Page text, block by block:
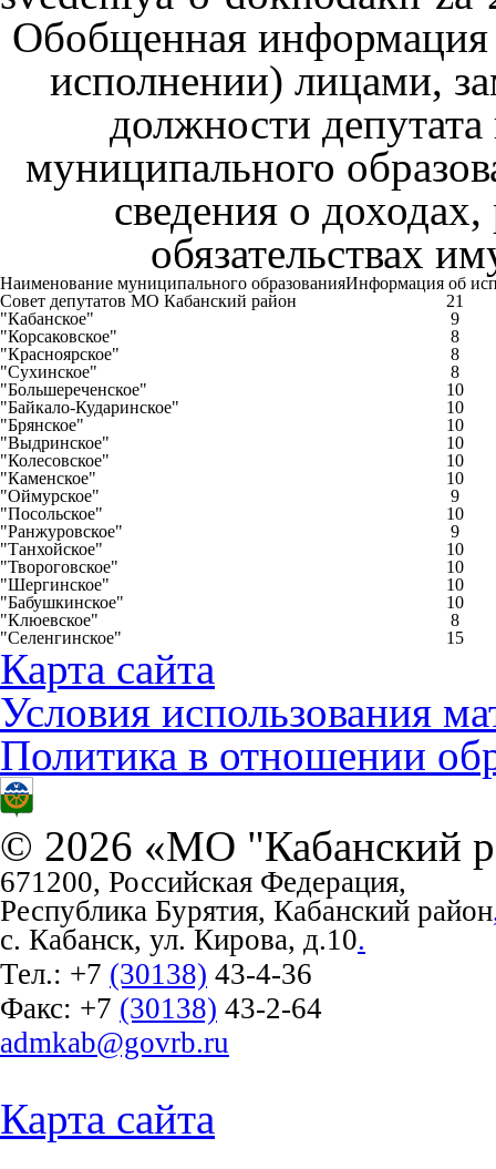
Обобщенная
исполнении) лицами,
должности депутата
муниципального
сведения о
обязательствах
Наименование муниципального образованияИнформация об
Совет депутатов МО Кабанский район
21
"Кабанское"
9
"Корсаковское"
8
"Красноярское"
8
"Сухинское"
8
"Большереченское"
10
"Байкало-Кударинское"
10
"Брянское"
10
"Выдринское"
10
"Колесовское"
10
"Каменское"
10
"Оймурское"
9
"Посольское"
10
"Ранжуровское"
9
"Танхойское"
10
"Твороговское"
10
"Шергинское"
10
"Бабушкинское"
10
"Клюевское"
8
"Селенгинское"
15
Карта сайта
Условия использования
Политика в отношении
© 2026 «МО "Кабанский
671200, Российская Федерация,
Республика Бурятия, Кабанский район
с. Кабанск, ул. Кирова, д.10.
Тел.: +7 (30138) 43-4-36
Факс: +7 (30138) 43-2-64
admkab@govrb.ru
Карта сайта